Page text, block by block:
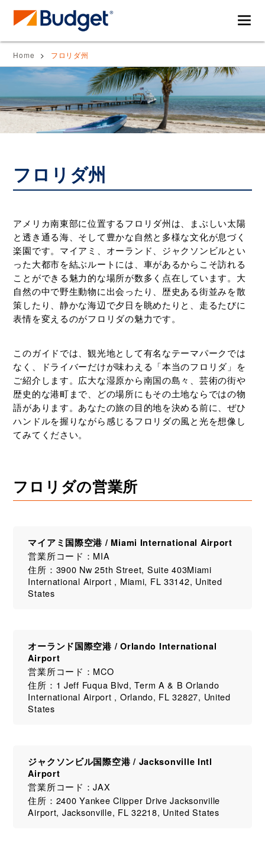
ジ
ェ
ト
レ
ー・
ド
ブ
ガ
イ
ド
ン
タ
ー
を
海
外
を
も
っ
と
楽
し
む！
Home フロリダ州
フロリダ州
アメリカ南東部に位置するフロリダ州は、まぶしい太陽
と透き通る海、そして豊かな自然と多様な文化が息づく
楽園です。マイアミ、オーランド、ジャクソンビルとい
った大都市を結ぶルートには、車があるからこそ訪れる
ことができる魅力的な場所が数多く点在しています。大
自然の中で野生動物に出会ったり、歴史ある街並みを散
策したり、静かな海辺で夕日を眺めたりと、走るたびに
表情を変えるのがフロリダの魅力です。
このガイドでは、観光地として有名なテーマパークでは
なく、ドライバーだけが味わえる「本当のフロリダ」を
ご紹介します。広大な湿原から南国の島々、芸術の街や
歴史的な港町まで、どの場所にもその土地ならではの物
語があります。あなたの旅の目的地を決める前に、ぜひ
ハンドルを握りながら感じるフロリダの風と光を想像し
てみてください。
フロリダの営業所
マイアミ国際空港 / Miami International Airport
営業所コード：MIA
住所：3900 Nw 25th Street, Suite 403Miami
International Airport , Miami, FL 33142, United
States
オーランド国際空港 / Orlando International
Airport
営業所コード：MCO
住所：1 Jeff Fuqua Blvd, Term A & B Orlando
International Airport , Orlando, FL 32827, United
States
ジャクソンビル国際空港 / Jacksonville Intl
Airport
営業所コード：JAX
住所：2400 Yankee Clipper Drive Jacksonville
Airport, Jacksonville, FL 32218, United States